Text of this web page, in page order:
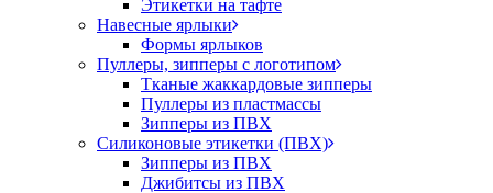
Этикетки на тафте
Навесные ярлыки
Формы ярлыков
Пуллеры, зипперы с логотипом
Тканые жаккардовые зипперы
Пуллеры из пластмассы
Зипперы из ПВХ
Силиконовые этикетки (ПВХ)
Зипперы из ПВХ
Джибитсы из ПВХ